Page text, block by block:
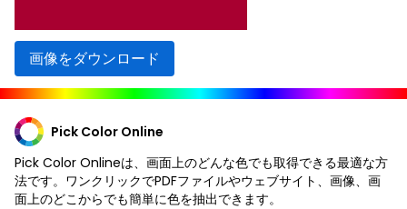
画像をダウンロード
Pick Color Online
Pick Color Onlineは、画面上のどんな色でも取得できる最適な方
法です。ワンクリックでPDFファイルやウェブサイト、画像、画
面上のどこからでも簡単に色を抽出できます。